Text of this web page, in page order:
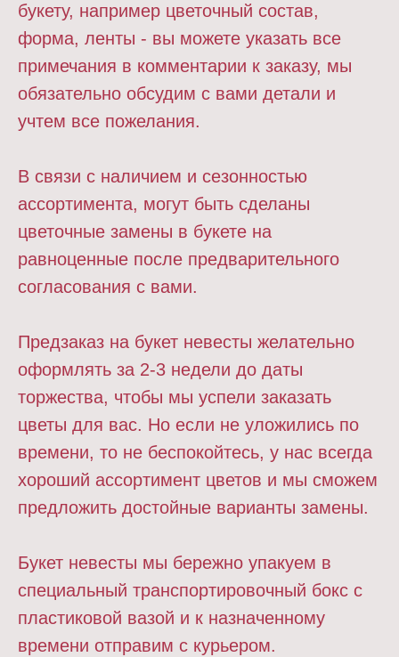
букету, например цветочный состав,
форма, ленты - вы можете указать все
примечания в комментарии к заказу, мы
обязательно обсудим с вами детали и
учтем все пожелания.
В связи с наличием и сезонностью
ассортимента, могут быть сделаны
цветочные замены в букете на
равноценные после предварительного
согласования с вами.
Предзаказ на букет невесты желательно
оформлять за 2-3 недели до даты
торжества, чтобы мы успели заказать
цветы для вас. Но если не уложились по
времени, то не беспокойтесь, у нас всегда
хороший ассортимент цветов и мы сможем
предложить достойные варианты замены.
Букет невесты мы бережно упакуем в
специальный транспортировочный бокс с
пластиковой вазой и к назначенному
времени отправим с курьером.